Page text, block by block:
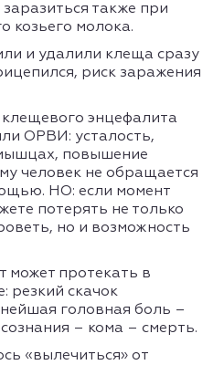
также при
козьего молока.
и удалили клеща сразу
риск заражения
энцефалита
ОРВИ: усталость,
повышение
человек не обращается
НО: если момент
потерять не только
но и возможность
может протекать в
резкий скачок
головная боль –
– кома – смерть.
«вылечиться» от